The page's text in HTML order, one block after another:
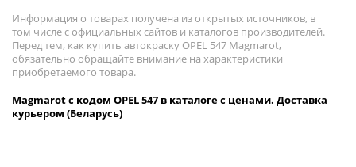
Информация о товарах получена из открытых источников, в
том числе с официальных сайтов и каталогов производителей.
Перед тем, как купить автокраску OPEL 547 Magmarot,
обязательно обращайте внимание на характеристики
приобретаемого товара.
Magmarot с кодом OPEL 547 в каталоге с ценами. Доставка
курьером (Беларусь)